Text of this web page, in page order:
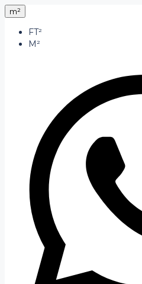
m²
FT²
M²